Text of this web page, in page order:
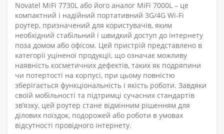
Novatel MiFi 7730L або його аналог MiFi 7000L – це
компактний і надійний портативний 3G/4G Wi-Fi
роутер, призначений для користувачів, яким
необхідний стабільний і швидкий доступ до інтернету
поза домом або офісом. Цей пристрій представлено в
категорії уціненої продукції, що означає можливу
наявність косметичних дефектів, таких як подряпини
чи потертості на корпусі, при цьому повністю
зберігається функціональність і якість роботи. Завдяки
своїй мобільності та підтримці сучасних стандартів
зв’язку, цей роутер стане відмінним рішенням для
ділових поїздок, подорожей або роботи в умовах
відсутності провідного інтернету.